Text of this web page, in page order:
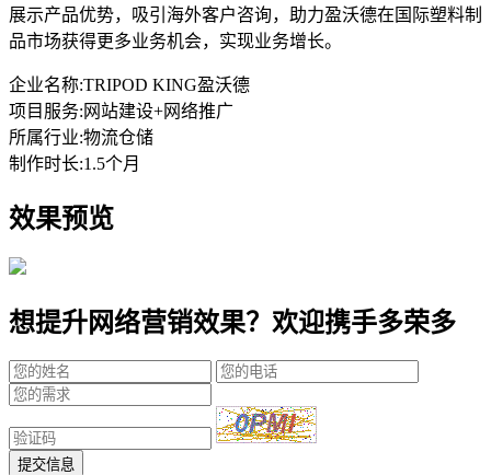
展示产品优势，吸引海外客户咨询，助力盈沃德在国际塑料制
品市场获得更多业务机会，实现业务增长。
企业名称:TRIPOD KING盈沃德
项目服务: 网站建设+网络推广
所属行业:物流仓储
制作时长:1.5个月
效果预览
想提升网络营销效果？欢迎携手多荣多
提交信息